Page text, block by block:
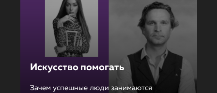
Искусство помогать
Зачем успешные люди занимаются